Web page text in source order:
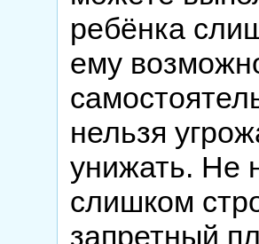
ребёнка
ему
нельзя
унижать. Не
слишком
запретный